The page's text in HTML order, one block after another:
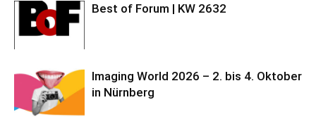
Best of Forum | KW 2632
Imaging World 2026 – 2. bis 4. Oktober
in Nürnberg